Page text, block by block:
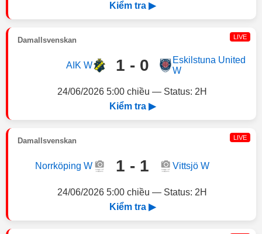
Kiểm tra ▶
Damallsvenskan LIVE
AIK W 1 - 0
Eskilstuna United
W
24/06/2026 5:00 chiều — Status: 2H
Kiểm tra ▶
Damallsvenskan LIVE
Norrköping W 1 - 1 Vittsjö W
24/06/2026 5:00 chiều — Status: 2H
Kiểm tra ▶